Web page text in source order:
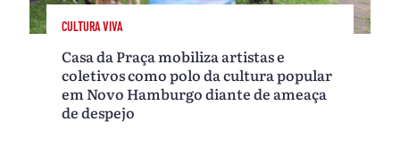
CULTURA VIVA
Casa da Praça mobiliza artistas e
coletivos como polo da cultura popular
em Novo Hamburgo diante de ameaça
de despejo